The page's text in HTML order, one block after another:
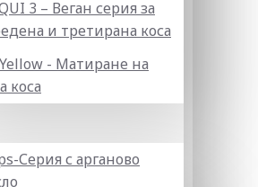
3 – Веган серия за
и третирана коса
- Матиране на
коса
Серия с арганово